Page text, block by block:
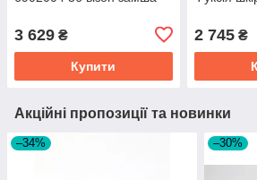
3 629 ₴
Купити
2 745₴
Акційні пропозиції та новинки
–34% –30%